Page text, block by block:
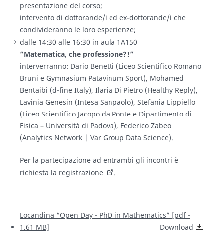
presentazione del corso;
intervento di dottorande/i ed ex-dottorande/i che
condivideranno le loro esperienze;
dalle 14:30 alle 16:30 in aula 1A150
“Matematica, che professione?!”
interverranno: Dario Benetti (Liceo Scientifico Romano
Bruni e Gymnasium Patavinum Sport), Mohamed
Bentaibi (d-fine Italy), Ilaria Di Pietro (Healthy Reply),
Lavinia Genesin (Intesa Sanpaolo), Stefania Lippiello
(Liceo Scientifico Jacopo da Ponte e Dipartimento di
Fisica – Università di Padova), Federico Zabeo
(Analytics Network | Var Group Data Science).
Per la partecipazione ad entrambi gli incontri è
richiesta la registrazione .
Locandina “Open Day - PhD in Mathematics” [pdf -
1.61 MB]
Download